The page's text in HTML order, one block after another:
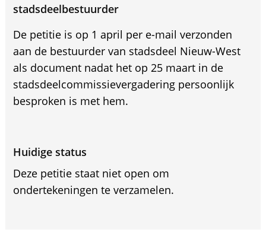
stadsdeelbestuurder
De petitie is op 1 april per e-mail verzonden
aan de bestuurder van stadsdeel Nieuw-West
als document nadat het op 25 maart in de
stadsdeelcommissievergadering persoonlijk
besproken is met hem.
Huidige status
Deze petitie staat niet open om
ondertekeningen te verzamelen.